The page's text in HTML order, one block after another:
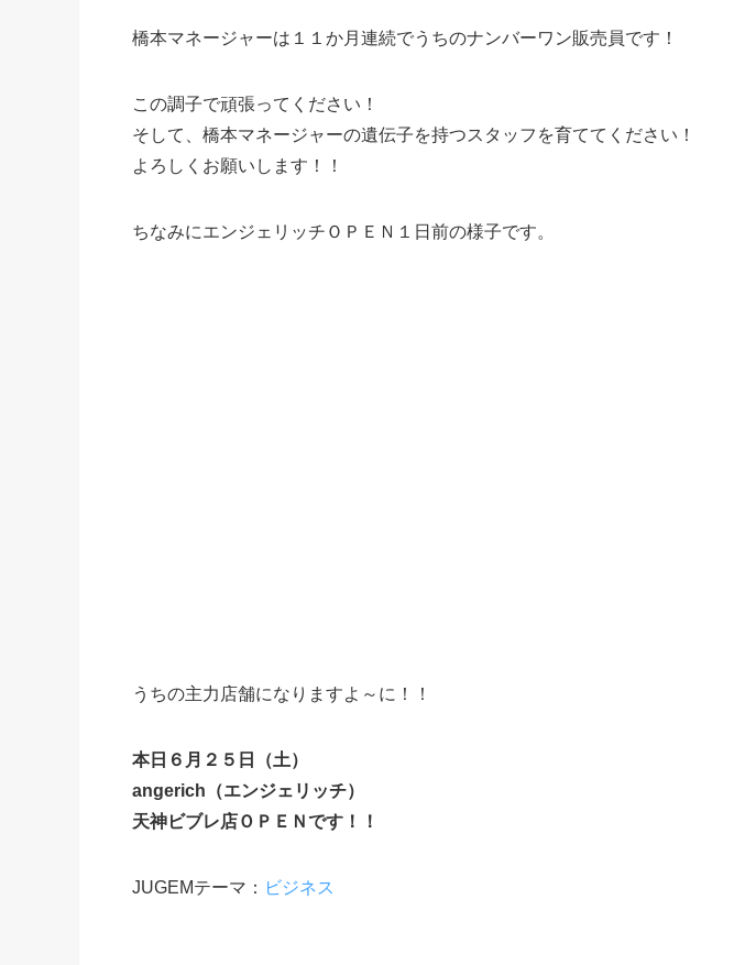
橋本マネージャーは１１か月連続でうちのナンバーワン販売員です！
この調子で頑張ってください！
そして、橋本マネージャーの遺伝子を持つスタッフを育ててください！
よろしくお願いします！！
ちなみにエンジェリッチＯＰＥＮ１日前の様子です。
うちの主力店舗になりますよ～に！！
本日６月２５日（土）
angerich（エンジェリッチ）
天神ビブレ店ＯＰＥＮです！！
JUGEMテーマ： ビジネス